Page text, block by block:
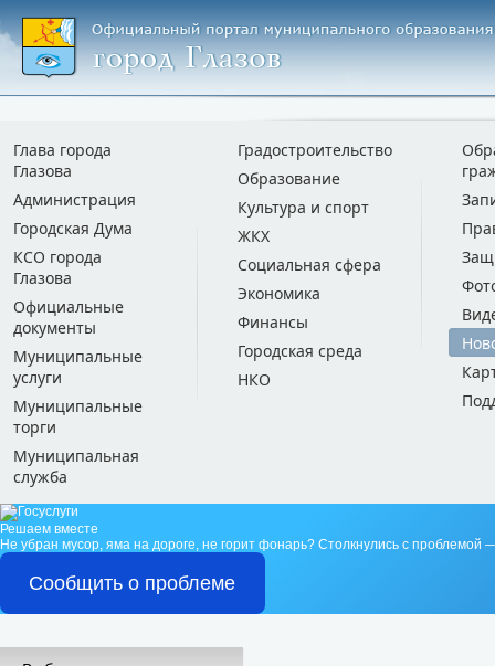
Глава города
Глазова
Администрация
Городская Дума
КСО города
Глазова
Официальные
документы
Муниципальные
услуги
Муниципальные
торги
Муниципальная
служба
Градостроительство
Образование
Культура и спорт
ЖКХ
Социальная сфера
Экономика
Финансы
Городская среда
НКО
Решаем вместе
Не убран мусор, яма на дороге, не горит фонарь? Столкнулись с проблемой
Сообщить о проблеме